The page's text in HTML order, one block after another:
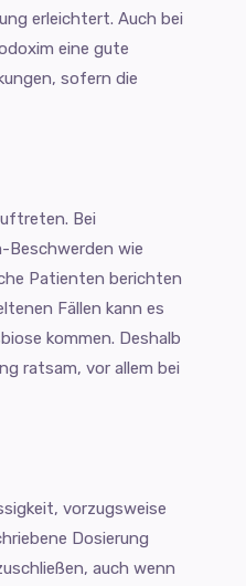
erleichtert. Auch bei
eine gute
sofern die
Bei
Beschwerden wie
Patienten berichten
Fällen kann es
kommen. Deshalb
ratsam, vor allem bei
vorzugsweise
Dosierung
auch wenn